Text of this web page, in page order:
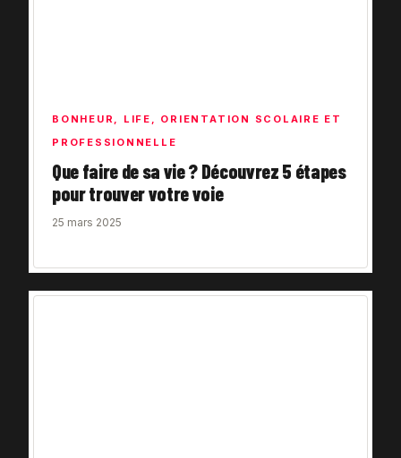
BONHEUR , LIFE , ORIENTATION SCOLAIRE ET
PROFESSIONNELLE
Que faire de sa vie ? Découvrez 5 étapes
pour trouver votre voie
25 mars 2025